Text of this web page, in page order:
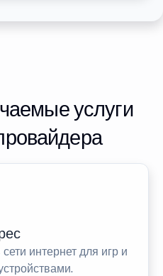
услуги
интернет для игр и